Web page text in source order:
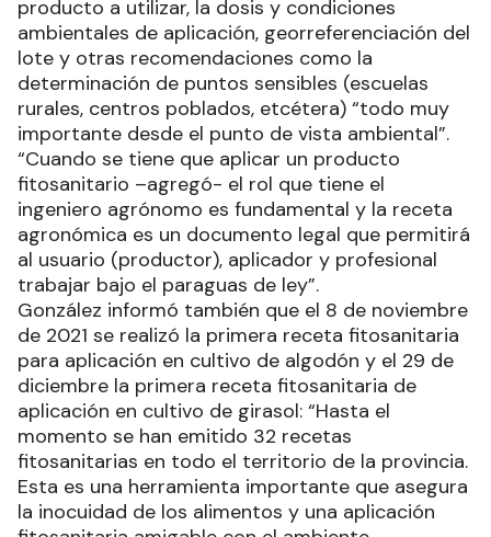
producto a utilizar, la dosis y condiciones
ambientales de aplicación, georreferenciación del
lote y otras recomendaciones como la
determinación de puntos sensibles (escuelas
rurales, centros poblados, etcétera) “todo muy
importante desde el punto de vista ambiental”.
“Cuando se tiene que aplicar un producto
fitosanitario –agregó- el rol que tiene el
ingeniero agrónomo es fundamental y la receta
agronómica es un documento legal que permitirá
al usuario (productor), aplicador y profesional
trabajar bajo el paraguas de ley”.
González informó también que el 8 de noviembre
de 2021 se realizó la primera receta fitosanitaria
para aplicación en cultivo de algodón y el 29 de
diciembre la primera receta fitosanitaria de
aplicación en cultivo de girasol: “Hasta el
momento se han emitido 32 recetas
fitosanitarias en todo el territorio de la provincia.
Esta es una herramienta importante que asegura
la inocuidad de los alimentos y una aplicación